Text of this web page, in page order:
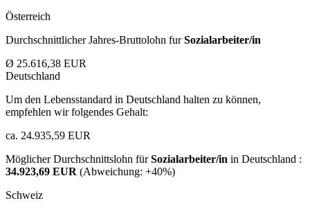
Österreich
Durchschnittlicher Jahres-Bruttolohn furSozialarbeiter/in
Ø 25.616,38 EUR
Deutschland
Um den Lebensstandard in Deutschland halten zu können,
empfehlen wir folgendes Gehalt:
ca. 24.935,59 EUR
Möglicher Durchschnittslohn fürSozialarbeiter/in in Deutschland :
34.923,69 EUR (Abweichung: +40%)
Schweiz